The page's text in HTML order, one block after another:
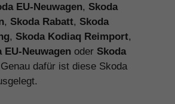
EU-Neuwagen, Skoda
, Skoda Rabatt, Skoda
, Skoda Kodiaq Reimport,
EU-Neuwagen oder Skoda
dafür ist diese Skoda